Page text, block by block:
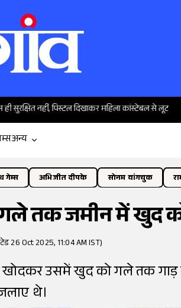
नहीं, पिस्टल दिखाकर महिला कांस्टेबल से लूट डेटिंग
अन्य
गेम्स अभिजीत दीपके सोनम वांगचुक
तक जमीन में खुद
26 Oct 2025, 11:04 AM IST)
खोदकर उसमें खुद को गले तक
थे।